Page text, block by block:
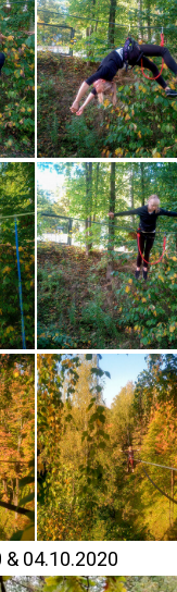
& 04.10.2020